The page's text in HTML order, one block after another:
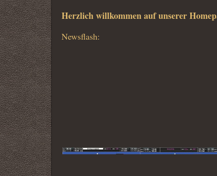
Herzlich willkommen auf unserer
Newsflash: